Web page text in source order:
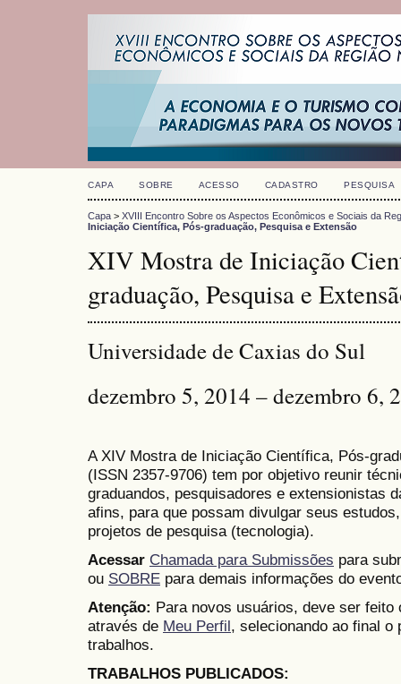
CAPA SOBRE ACESSO CADASTRO PESQUISA
Capa > XVIII Encontro Sobre os Aspectos Econômicos e Sociais da
Iniciação Científica, Pós-graduação, Pesquisa e Extensão
XIV Mostra de Iniciação
graduação, Pesquisa e
Universidade de Caxias do Sul
dezembro 5, 2014 – dezembro 6,
A XIV Mostra de Iniciação Científica, Pós-
(ISSN 2357-9706) tem por objetivo reunir
graduandos, pesquisadores e extensionistas
afins, para que possam divulgar seus
projetos de pesquisa (tecnologia).
Acessar Chamada para Submissões para
ou SOBRE para demais informações do
Atenção: Para novos usuários, deve ser
através de Meu Perfil, selecionando ao final o
trabalhos.
TRABALHOS PUBLICADOS: